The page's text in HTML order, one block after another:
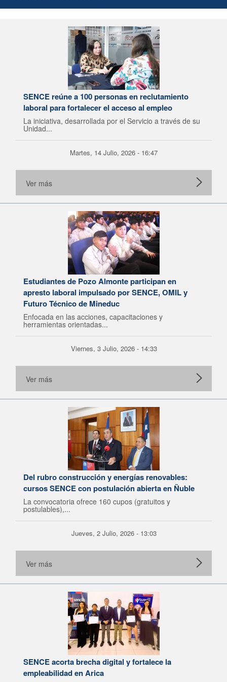
SENCE reúne a 100 personas en reclutamiento
laboral para fortalecer el acceso al empleo
La iniciativa, desarrollada por el Servicio a través de su
Unidad...
Martes, 14 Julio, 2026 - 16:47
Ver más
Estudiantes de Pozo Almonte participan en
apresto laboral impulsado por SENCE, OMIL y
Futuro Técnico de Mineduc
Enfocada en las acciones, capacitaciones y
herramientas orientadas...
Viernes, 3 Julio, 2026 - 14:33
Ver más
Del rubro construcción y energías renovables:
cursos SENCE con postulación abierta en Ñuble
La convocatoria ofrece 160 cupos (gratuitos y
postulables),...
Jueves, 2 Julio, 2026 - 13:03
Ver más
SENCE acorta brecha digital y fortalece la
empleabilidad en Arica